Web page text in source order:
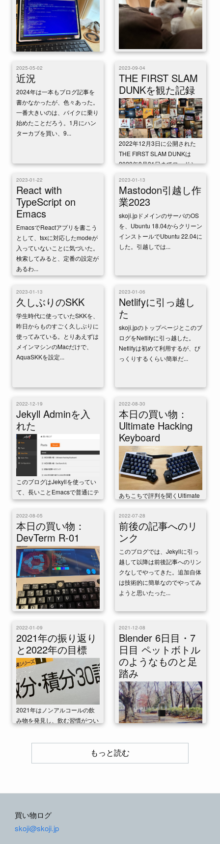
キーボードは手持ちの
ThinkPad TrackPoint Keyboard
っと使ってい...
設置してみたのでテストをす
る。
2025-05-02
近況
2024年は一本もブログ記事を
書かなかったが、色々あった。
一番大きいのは、バイクに乗り
始めたことだろう。1月にハン
ターカブを買い、9...
2023-09-04
THE FIRST SLAM
DUNKを観た記録
2022年12月3日に公開された
THE FIRST SLAM DUNKは
2023年8月31日までロードショ
2023-01-22
React with
TypeScript on
Emacs
EmacsでReactアプリを書こう
として、tsxに対応したmodeが
入っていないことに気づいた。
検索してみると、定番の設定が
あるわ...
2023-01-13
Mastodon引越し作
業2023
skoji.jpドメインのサーバのOS
を、Ubuntu 18.04からクリーン
インストールでUbuntu 22.04に
した。引越しでは...
2023-01-13
久しぶりのSKK
学生時代に使っていたSKKを、
昨日からものすごく久しぶりに
使ってみている。とりあえずは
メインマシンのMacだけで、
AquaSKKを設定...
2023-01-06
Netlifyに引っ越し
た
skoji.jpのトップページとこのブ
ログをNetlifyに引っ越した。
Netlifyは初めて利用するが、び
っくりするくらい簡単だ...
2022-12-19
Jekyll Adminを入
れた
このブログはJekyllを使ってい
て、長いことEmacsで普通にテ
キストを書いていた。ちょっと
気分を変えてみるためにローカ
ルのGUIで...
2022-08-30
本日の買い物：
Ultimate Hacking
Keyboard
あちこちで評判を聞くUltimate
い始めた。大変良い。 購入し
た構成とオプション ...
2022-08-05
本日の買い物：
DevTerm R-01
A5サイズの組み立て式ポータ
ブルコンピュータDevTerm R-
01が届いて組み立てて少し使っ
た。 R-01を選んだ理由 De...
2022-07-28
前後の記事へのリ
ンク
このブログでは、Jekyllに引っ
越して以降は前後記事へのリン
クなしでやってきた。追加自体
は技術的に簡単なのでやってみ
ようと思いたった...
2022-01-09
2021年の振り返り
と2022年の目標
2021年はノンアルコールの飲
み物を発見し、飲む習慣がつい
い出せない。何をしていたのだ
2021-12-08
Blender 6日目・7
日目 ペットボトル
のようなものと足
踏み
の生まれたての子鹿Blender6・
7日目。 資料にしたがってまず
は「ペットボトルのようなも
もっと読む
買い物ログ
skoji@skoji.jp